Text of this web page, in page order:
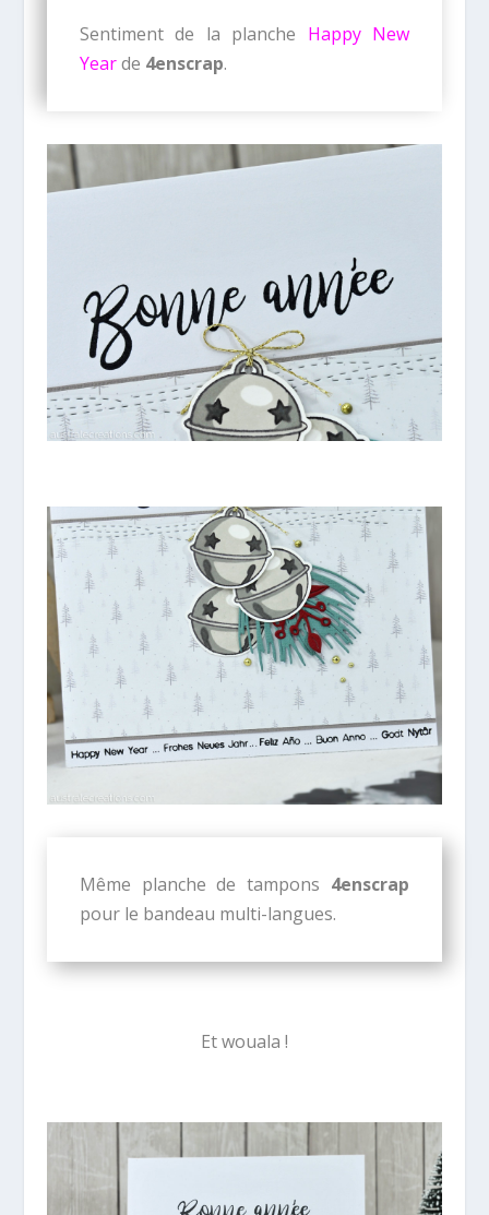
Sentiment de la planche Happy New
Yearde 4enscrap.
Même planche de tampons 4enscrap
pour le bandeau multi-langues.
Et wouala !